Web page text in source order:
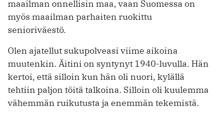
maailman onnellisin maa, vaan Suomessa on
myös maailman parhaiten ruokittu
senioriväestö.
Olen ajatellut sukupolveasi viime aikoina
muutenkin. Äitini on syntynyt 1940-luvulla. Hän
kertoi, että silloin kun hän oli nuori, kylällä
tehtiin paljon töitä talkoina. Silloin oli kuulemma
vähemmän ruikutusta ja enemmän tekemistä.